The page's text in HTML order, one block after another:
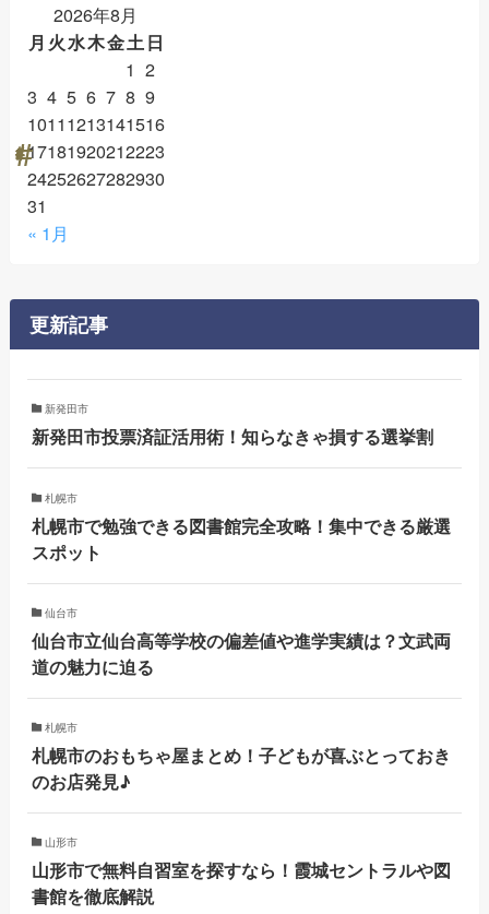
2026年8月
月 火水木金土日
1 2
3 4 5 6 7 8 9
10111213141516
17181920212223
24252627282930
31
« 1月
更新記事
新発田市
新発田市投票済証活用術！知らなきゃ損する選挙割
札幌市
札幌市で勉強できる図書館完全攻略！集中できる厳選
スポット
仙台市
仙台市立仙台高等学校の偏差値や進学実績は？文武両
道の魅力に迫る
札幌市
札幌市のおもちゃ屋まとめ！子どもが喜ぶとっておき
のお店発見♪
山形市
山形市で無料自習室を探すなら！霞城セントラルや図
書館を徹底解説